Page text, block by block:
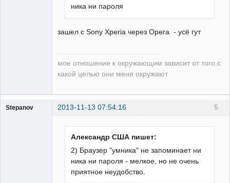
ника ни пароля
зашел с Sony Xperia через Opera - усё гут
мое отношение к окружающим зависит от того,с
какой целью они меня окружают
5
Stepanov 2013-11-13 07:54:16
Александр США пишет:
2) Браузер "умника" не запоминает ни
ника ни пароля - мелкое, но не очень
приятное неудобство.